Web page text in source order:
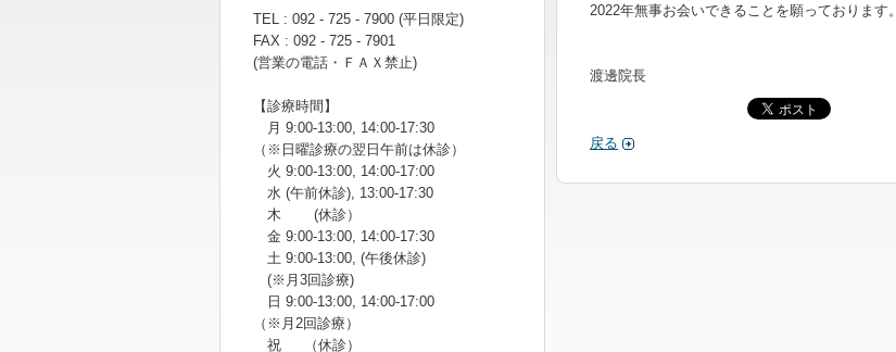
2022年無事お会いできることを願っております。
渡邊院長
戻る
TEL : 092 - 725 - 7900 (平日限定)
FAX : 092 - 725 - 7901
(営業の電話・ＦＡＸ禁止)
【診療時間】
月 9:00-13:00, 14:00-17:30
（※日曜診療の翌日午前は休診）
火 9:00-13:00, 14:00-17:00
水 (午前休診), 13:00-17:30
木 (休診）
金 9:00-13:00, 14:00-17:30
土 9:00-13:00, (午後休診)
(※月3回診療)
日 9:00-13:00, 14:00-17:00
（※月2回診療）
祝 （休診）